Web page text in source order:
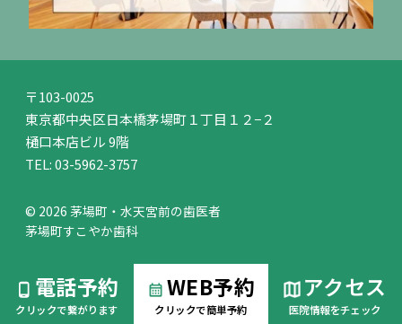
〒103-0025
東京都中央区日本橋茅場町１丁目１２−２
樋口本店ビル 9階
TEL:03-5962-3757
© 2026 茅場町・水天宮前の歯医者
茅場町すこやか歯科
電話予約
クリックで繋がります
WEB予約
クリックで簡単予約
アクセス
医院情報をチェック